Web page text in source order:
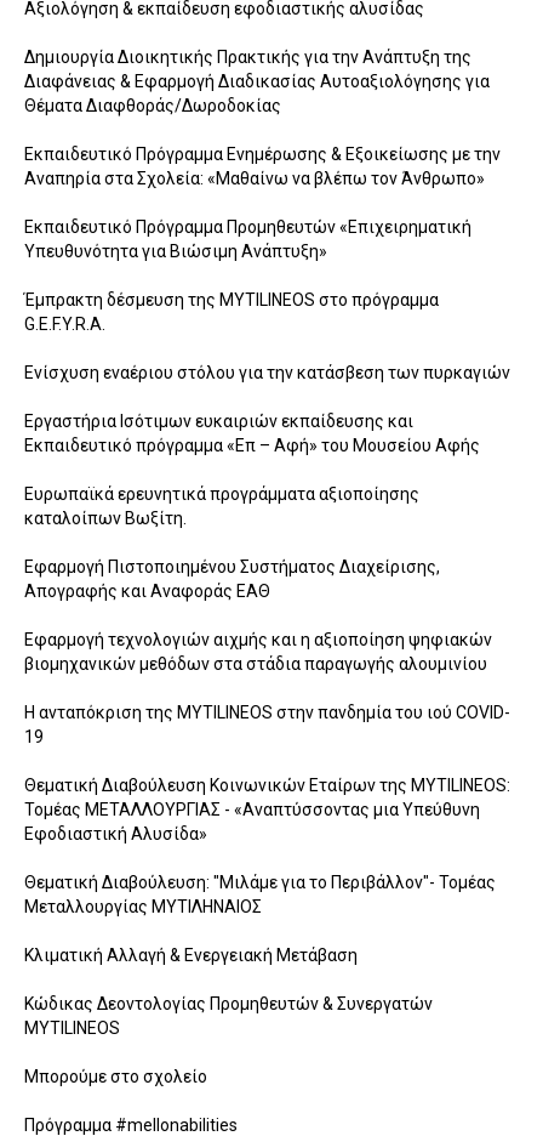
Αξιολόγηση & εκπαίδευση εφοδιαστικής αλυσίδας
Δημιουργία Διοικητικής Πρακτικής για την Ανάπτυξη της
Διαφάνειας & Εφαρμογή Διαδικασίας Αυτοαξιολόγησης για
Θέματα Διαφθοράς/Δωροδοκίας
Εκπαιδευτικό Πρόγραμμα Ενημέρωσης & Εξοικείωσης με την
Αναπηρία στα Σχολεία: «Μαθαίνω να βλέπω τον Άνθρωπο»
Εκπαιδευτικό Πρόγραμμα Προμηθευτών «Επιχειρηματική
Υπευθυνότητα για Βιώσιμη Ανάπτυξη»
Έμπρακτη δέσμευση της MYTILINEOS στο πρόγραμμα
G.E.F.Y.R.A.
Ενίσχυση εναέριου στόλου για την κατάσβεση των πυρκαγιών
Εργαστήρια Ισότιμων ευκαιριών εκπαίδευσης και
Εκπαιδευτικό πρόγραμμα «Επ – Αφή» του Μουσείου Αφής
Ευρωπαϊκά ερευνητικά προγράμματα αξιοποίησης
καταλοίπων Βωξίτη.
Εφαρμογή Πιστοποιημένου Συστήματος Διαχείρισης,
Απογραφής και Αναφοράς ΕΑΘ
Εφαρμογή τεχνολογιών αιχμής και η αξιοποίηση ψηφιακών
βιομηχανικών μεθόδων στα στάδια παραγωγής αλουμινίου
Η ανταπόκριση της MYTILINEOS στην πανδημία του ιού COVID-
19
Θεματική Διαβούλευση Κοινωνικών Εταίρων της MYTILINEOS:
Τομέας ΜΕΤΑΛΛΟΥΡΓΙΑΣ - «Αναπτύσσοντας μια Υπεύθυνη
Εφοδιαστική Αλυσίδα»
Θεματική Διαβούλευση: "Μιλάμε για το Περιβάλλον"- Τομέας
Μεταλλουργίας ΜΥΤΙΛΗΝΑΙΟΣ
Κλιματική Αλλαγή & Ενεργειακή Μετάβαση
Κώδικας Δεοντολογίας Προμηθευτών & Συνεργατών
MYTILINEOS
Μπορούμε στο σχολείο
Πρόγραμμα #mellonabilities